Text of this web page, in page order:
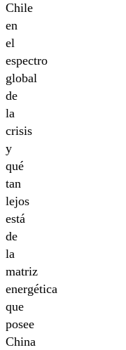
Chile
en
el
espectro
global
de
la
crisis
y
qué
tan
lejos
está
de
la
matriz
energética
que
posee
China